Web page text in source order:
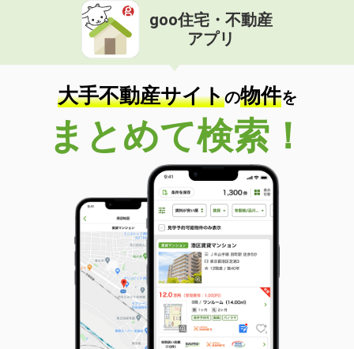
価 格
住 所
北海道札幌市東区北五十条東６丁目
専有面積 23.18m²
間取り
1K
北海道北見市美芳町２丁目
価 格
3万円
北海道北見市美芳町２丁目
44.62m²
間取り
2LDK
北海道網走郡美幌町字東町１丁目
価 格
3.50万円
住 所
北海道網走郡美幌町字東町１丁目
専有面積 49.68m²
間取り
2DK
goo住宅・不動産
アプリ
大手不動産サイトの物件を
まとめて検索！